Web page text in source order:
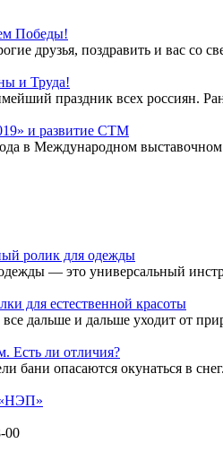
Победы!
друзья, поздравить и вас со
и Труда!
праздник всех россиян.
и развитие СТМ
в Международном
ролик для одежды
— это универсальный
для естественной красоты
дальше и дальше уходит от
Есть ли отличия?
бани опасаются окунаться в
00